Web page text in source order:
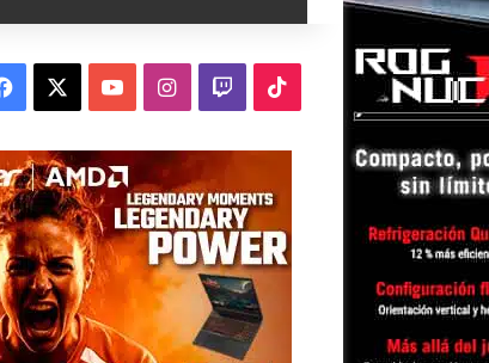
Facebook YouTubeInstagram
TwitchTikTok